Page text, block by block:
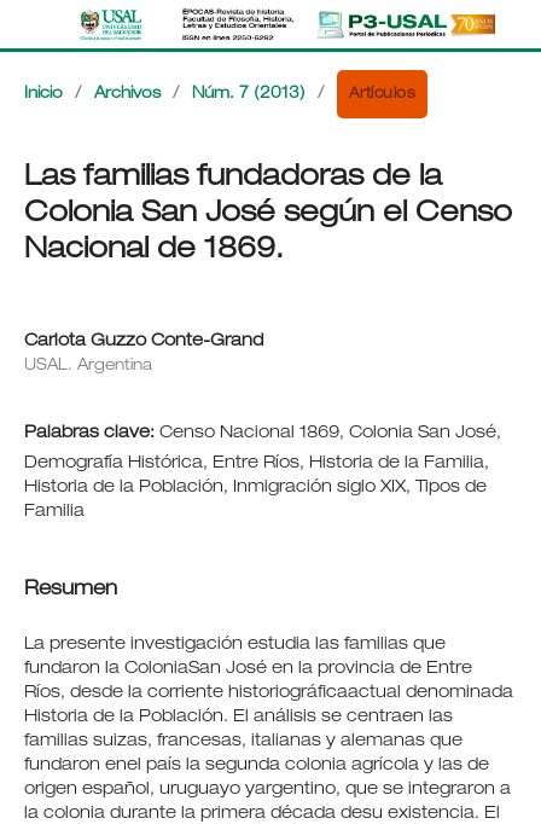
Inicio / Archivos / Núm. 7 (2013) / Artículos
Las familias fundadoras de la
Colonia San José según el Censo
Nacional de 1869.
Carlota Guzzo Conte-Grand
USAL. Argentina
Palabras clave: Censo Nacional 1869, Colonia San José,
Demografía Histórica, Entre Ríos, Historia de la Familia,
Historia de la Población, Inmigración siglo XIX, Tipos de
Familia
Resumen
La presente investigación estudia las familias que
fundaron la ColoniaSan José en la provincia de Entre
Ríos, desde la corriente historiográficaactual denominada
Historia de la Población. El análisis se centraen las
familias suizas, francesas, italianas y alemanas que
fundaron enel país la segunda colonia agrícola y las de
origen español, uruguayo yargentino, que se integraron a
la colonia durante la primera década desu existencia. El